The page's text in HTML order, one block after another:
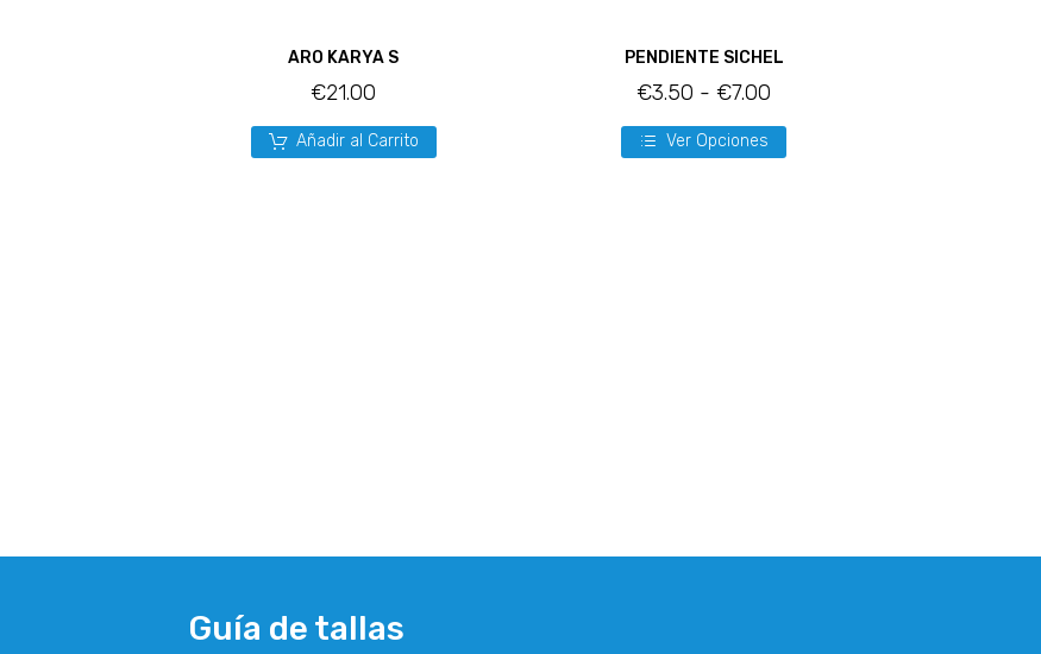
ARO KARYA S
€21.00
Añadir al Carrito
PENDIENTE SICHEL
€3.50 - €7.00
Ver Opciones
Guía de tallas